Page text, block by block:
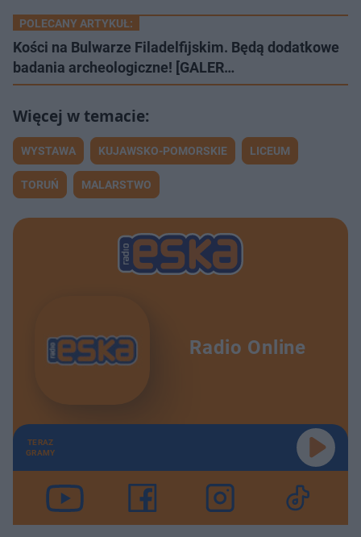
POLECANY ARTYKUŁ:
Kości na Bulwarze Filadelfijskim. Będą dodatkowe
badania archeologiczne! [GALER…
WYSTAWA KUJAWSKO-POMORSKIE LICEUM
TORUŃ MALARSTWO
Radio Online
TERAZ
GRAMY